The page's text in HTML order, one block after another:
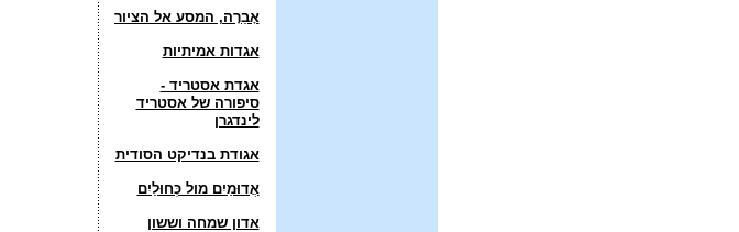
אָבֵרָה, המסע אל הציור
אגדות אמיתיות
אגדת אסטריד -
סיפורה של אסטריד
לינדגרן
אגודת בנדיקט הסודית
אֲדוּמַיִם מול כְּחוּלַיִם
אדון שמחה וששון